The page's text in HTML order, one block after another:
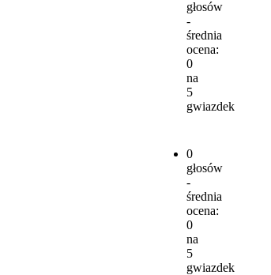
głosów
-
średnia
ocena:
0
na
5
gwiazdek
0
głosów
-
średnia
ocena:
0
na
5
gwiazdek